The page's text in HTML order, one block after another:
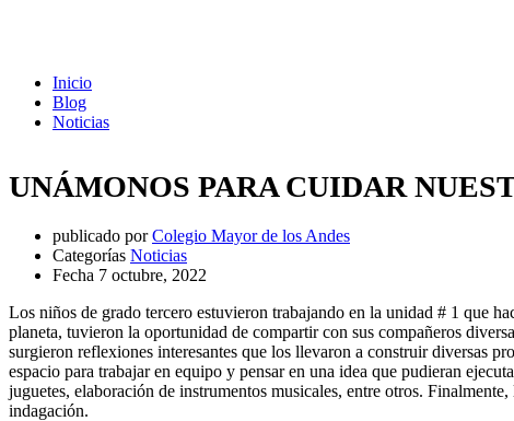
Inicio
Blog
Noticias
UNÁMONOS PARA CUIDAR
publicado por Colegio Mayor de los Andes
Categorías Noticias
Fecha 7 octubre, 2022
Los niños de grado tercero estuvieron trabajando en la unidad # 1 que
planeta, tuvieron la oportunidad de compartir con sus compañeros
surgieron reflexiones interesantes que los llevaron a construir diversas
espacio para trabajar en equipo y pensar en una idea que pudieran
juguetes, elaboración de instrumentos musicales, entre otros.
indagación.